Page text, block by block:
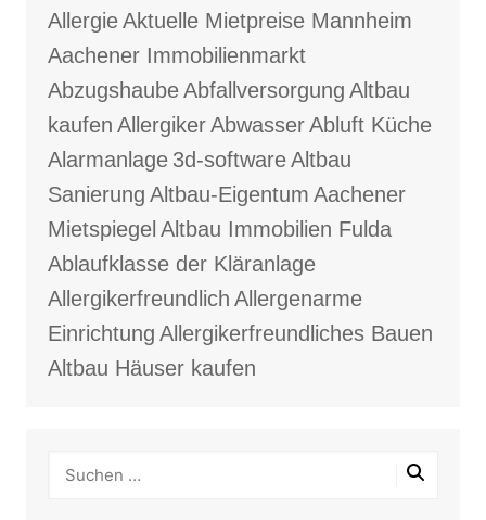
AllergieAktuelle Mietpreise Mannheim
Aachener Immobilienmarkt
AbzugshaubeAbfallversorgung Altbau
kaufen AllergikerAbwasserAbluft Küche
Alarmanlage 3d-softwareAltbau
Sanierung Altbau-Eigentum Aachener
Mietspiegel Altbau Immobilien Fulda
Ablaufklasse der Kläranlage
Allergikerfreundlich Allergenarme
Einrichtung Allergikerfreundliches Bauen
Altbau Häuser kaufen